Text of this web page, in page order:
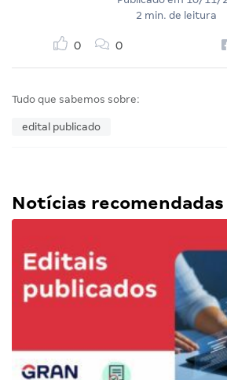
2 min. de leitura
0 0
Tudo que sabemos sobre:
edital publicado
Notícias recomendadas